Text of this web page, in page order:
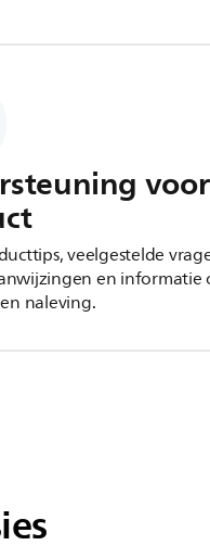
veelgestelde
en informatie
naleving.